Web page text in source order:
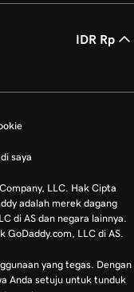
IDR Rp
saya
LLC. Hak Cipta
adalah merek dagang
di AS dan negara lainnya.
LLC di AS.
yang tegas. Dengan
Anda setuju untuk tunduk